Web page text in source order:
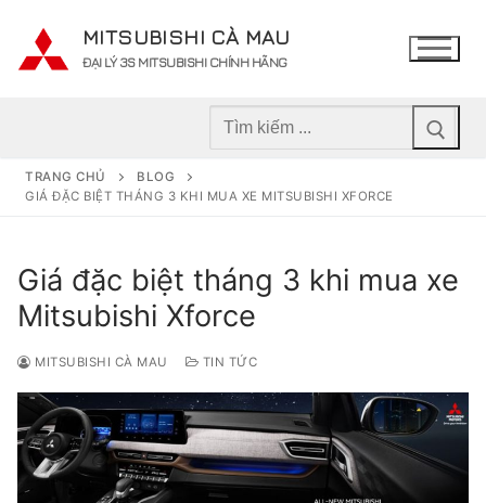
nội
MITSUBISHI CÀ MAU
ĐẠI LÝ 3S MITSUBISHI CHÍNH HÃNG
Tìm
TRANG CHỦ
BLOG
GIÁ ĐẶC BIỆT THÁNG 3 KHI MUA XE MITSUBISHI XFORCE
Giá đặc biệt tháng 3 khi mua xe
Mitsubishi Xforce
MITSUBISHI CÀ MAU TIN TỨC